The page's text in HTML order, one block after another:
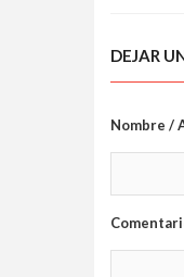
DEJAR
Nombre /